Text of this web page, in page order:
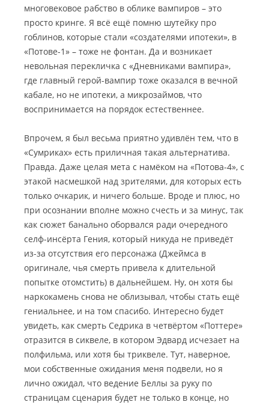
многовековое рабство в облике вампиров – это
просто кринге. Я всё ещё помню шутейку про
гоблинов, которые стали «создателями ипотеки», в
«Потове-1» – тоже не фонтан. Да и возникает
невольная перекличка с «Дневниками вампира»,
где главный герой-вампир тоже оказался в вечной
кабале, но не ипотеки, а микрозаймов, что
воспринимается на порядок естественнее.
Впрочем, я был весьма приятно удивлён тем, что в
«Сумриках» есть приличная такая альтернатива.
Правда. Даже целая мета с намёком на «Потова-4», с
этакой насмешкой над зрителями, для которых есть
только очкарик, и ничего больше. Вроде и плюс, но
при осознании вполне можно счесть и за минус, так
как сюжет банально оборвался ради очередного
селф-инсёрта Гения, который никуда не приведёт
из-за отсутствия его персонажа (Джеймса в
оригинале, чья смерть привела к длительной
попытке отомстить) в дальнейшем. Ну, он хотя бы
наркокамень снова не облизывал, чтобы стать ещё
гениальнее, и на том спасибо. Интересно будет
увидеть, как смерть Седрика в четвёртом «Поттере»
отразится в сиквеле, в котором Эдвард исчезает на
полфильма, или хотя бы триквеле. Тут, наверное,
мои собственные ожидания меня подвели, но я
лично ожидал, что ведение Беллы за руку по
страницам сценария будет не только в конце, но